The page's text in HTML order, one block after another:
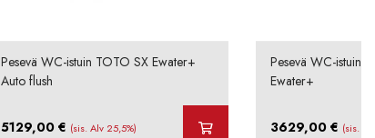
Pesevä WC-istuin TOTO SX Ewater+
Auto flush
5129,00 € (sis. Alv 25,5%)
Pesevä WC-istuin
Ewater+
3629,00 € (sis.